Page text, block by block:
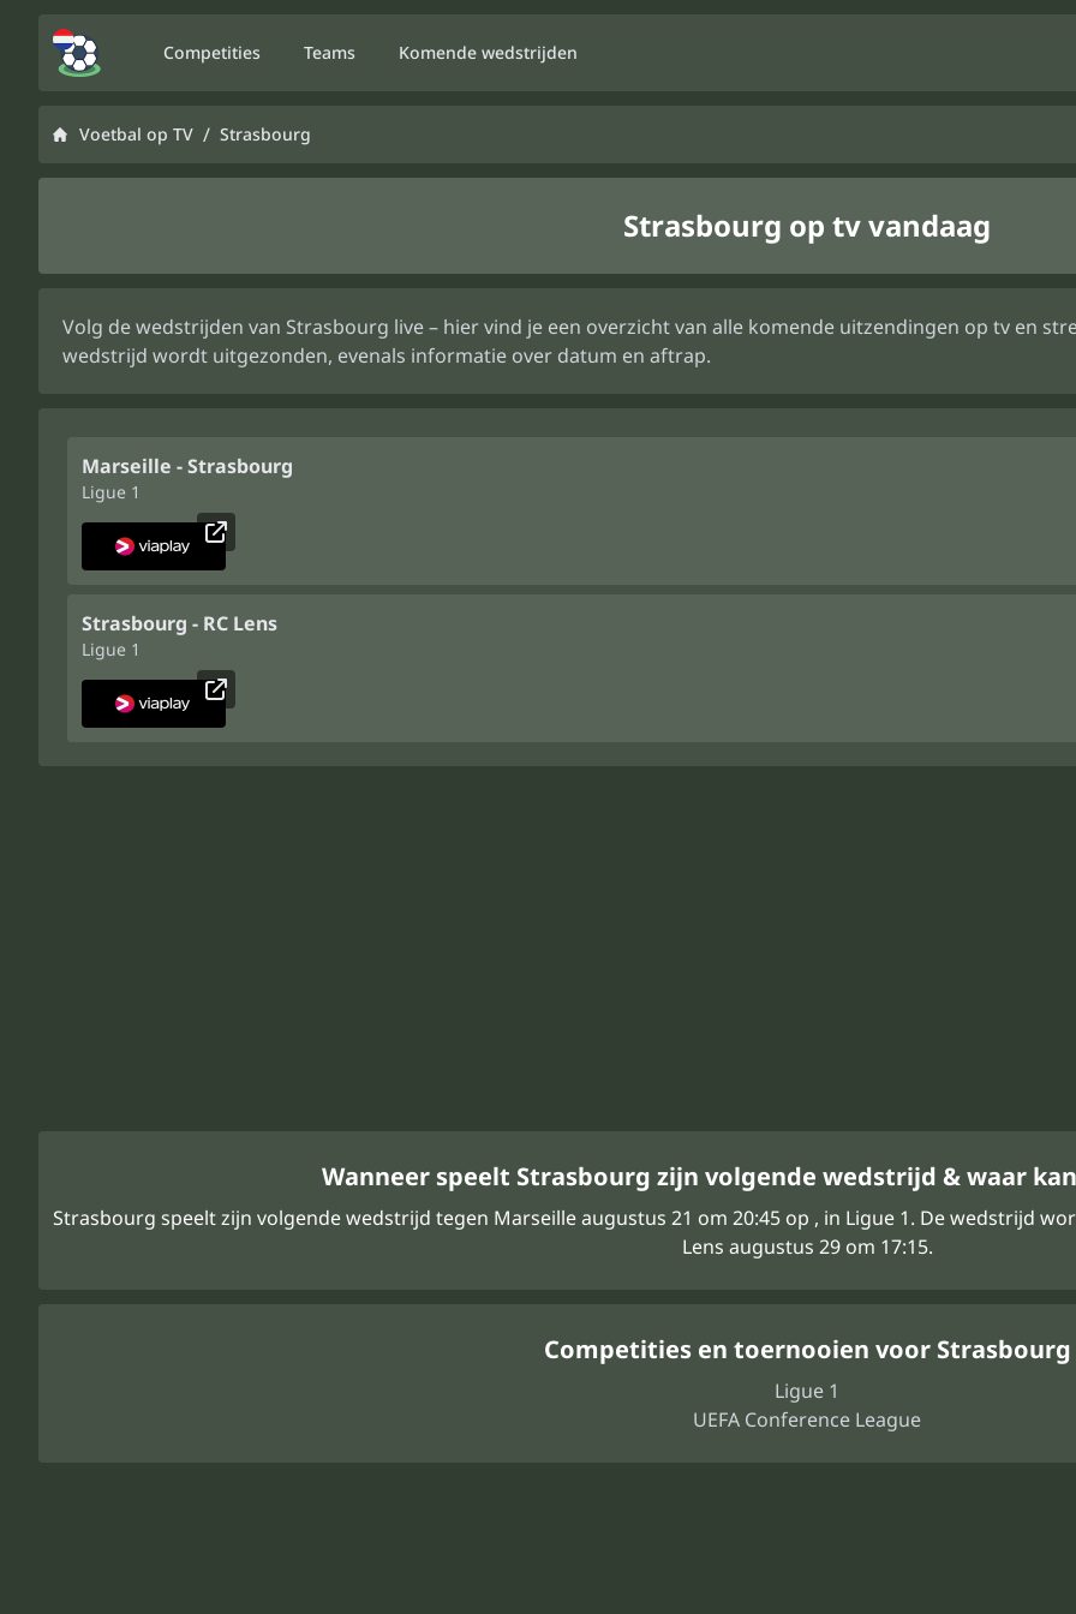
Competities Teams Komende wedstrijden
Voetbal op TV / Strasbourg
Strasbourg op tv vandaag
Volg de wedstrijden van Strasbourg live – hier vind je een overzicht van alle komende uitzendingen op tv en
wedstrijd wordt uitgezonden, evenals informatie over datum en aftrap.
Marseille - Strasbourg
Ligue 1
Strasbourg - RC Lens
Ligue 1
Wanneer speelt Strasbourg zijn volgende wedstrijd & waar
Strasbourg speelt zijn volgende wedstrijd tegen Marseille augustus 21 om 20:45 op , in Ligue 1. De wedstrijd
Lens augustus 29 om 17:15.
Competities en toernooien voor Strasbourg
Ligue 1
UEFA Conference League